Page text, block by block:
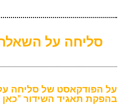
סליחה על השאלה |
על הפודקאסט של סליחה
בהפקת תאגיד השידור "כאן 11" -